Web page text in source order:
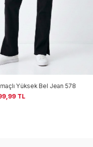
Yüksek Bel Jean 578
TL